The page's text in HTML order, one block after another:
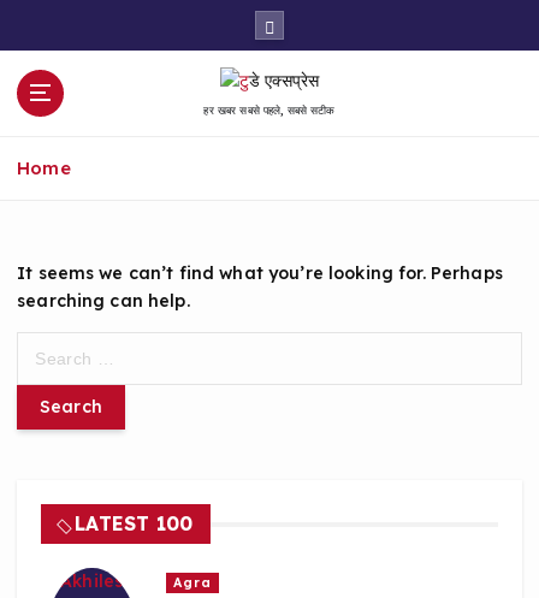
हर खबर सबसे पहले, सबसे सटीक
Home
It seems we can’t find what you’re looking for. Perhaps
searching can help.
r
LATEST 100
Agra